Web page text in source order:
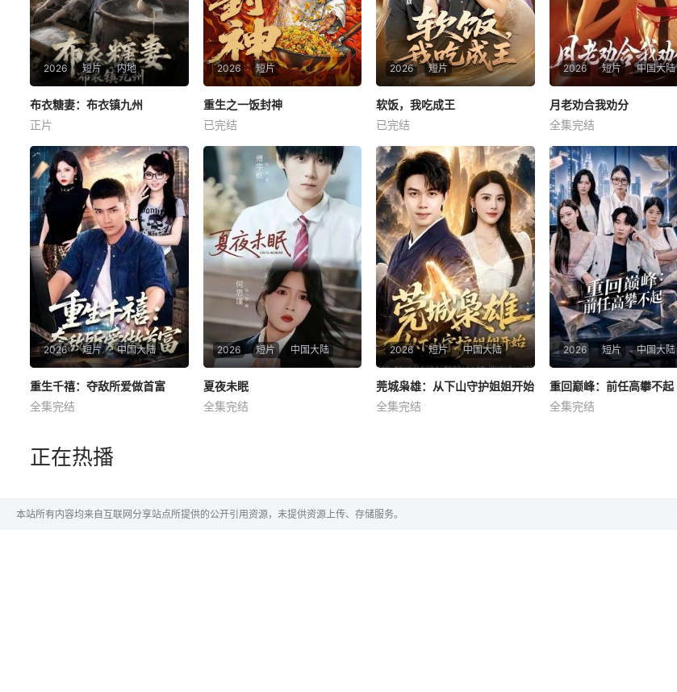
2026 短片 内地
布衣糖妻：布衣镇九州
未知
布衣糖妻：布衣镇九州
正片
2026 短片
重生之一饭封神
未知
重生之一饭封神
已完结
2026 短片
软饭，我吃成王
未知
软饭，我吃成王
已完结
2026 短片 中国大陆
月老劝合我劝分
杨泽
暂无简介
月老劝合我劝分
全集完结
2026 短片 中国大陆
重生千禧：夺敌所爱做首富
王子行
重生千禧：夺敌所爱做首富
全集完结
2026 短片 中国大陆
夏夜未眠
何思瑾
夏夜未眠
全集完结
2026 短片 中国大陆
莞城枭雄：从下山守护姐姐开始
胡文飞
莞城枭雄：从下山守护姐姐开始
全集完结
2026 短片 中国大陆
王金泽
重回巅峰：前任高攀不起
全集完结
正在热播
本站所有内容均来自互联网分享站点所提供的公开引用资源，未提供资源上传、存储服务。